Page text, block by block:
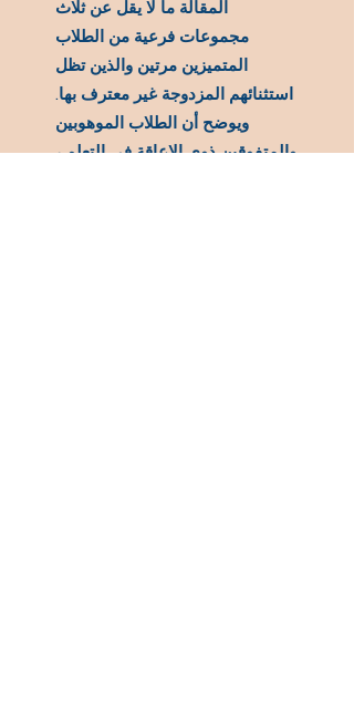
المقالة ما لا يقل عن ثلاث
مجموعات فرعية من الطلاب
المتميزين مرتين والذين تظل
استثنائهم المزدوجة غير معترف بها.
ويوضح أن الطلاب الموهوبين
والمتفوقين ذوي الإعاقة في التعلم ،